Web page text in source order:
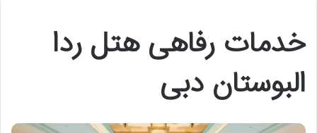
خدمات رفاهی هتل ردا
البوستان دبی